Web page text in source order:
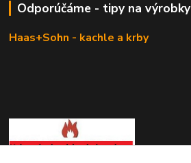
Odporúčáme - tipy na výrobky
Haas+Sohn - kachle a krby